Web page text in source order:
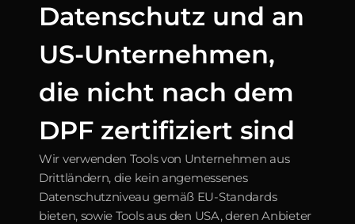
Datenschutz und an
US-Unternehmen,
die nicht nach dem
DPF zertifiziert sind
Wir verwenden Tools von Unternehmen aus
Drittländern, die kein angemessenes
Datenschutzniveau gemäß EU-Standards
bieten, sowie Tools aus den USA, deren Anbieter